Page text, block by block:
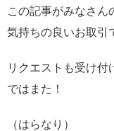
この記事がみなさん
気持ちの良いお取引
リクエストも受け付
ではまた！
（はらなり）